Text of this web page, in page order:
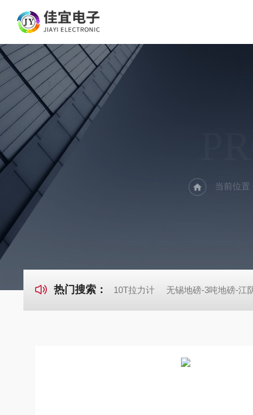
当前位置
热门搜索： 10T拉力计 无锡地磅-3吨地磅-江